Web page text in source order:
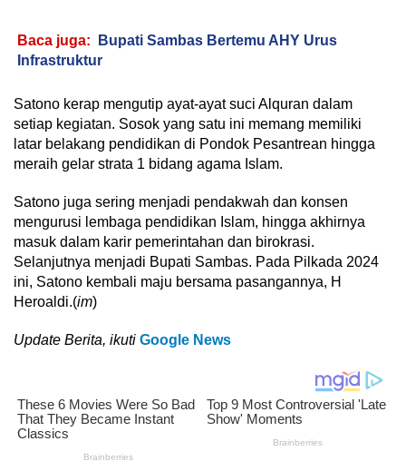
Baca juga:
Bupati Sambas Bertemu AHY Urus
Infrastruktur
Satono kerap mengutip ayat-ayat suci Alquran dalam
setiap kegiatan. Sosok yang satu ini memang memiliki
latar belakang pendidikan di Pondok Pesantrean hingga
meraih gelar strata 1 bidang agama Islam.
Satono juga sering menjadi pendakwah dan konsen
mengurusi lembaga pendidikan Islam, hingga akhirnya
masuk dalam karir pemerintahan dan birokrasi.
Selanjutnya menjadi Bupati Sambas. Pada Pilkada 2024
ini, Satono kembali maju bersama pasangannya, H
Heroaldi.(im)
Update Berita, ikuti Google News